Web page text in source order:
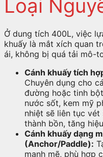
Loại
Ở dung tích 400L, việc
khuấy là mắt xích quan
ái, không bị quá tải mô-
Cánh khuấy tích
Chuyên dụng cho
đường hoặc tinh
nước sốt, kem mỹ
nhiệt sẽ liên tục vét
thành bồn, tăng
Cánh khuấy dạng
(Anchor/Paddle):
mạnh mẽ, phù hợp